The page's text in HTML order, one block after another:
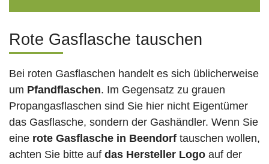
Rote Gasflasche tauschen
Bei roten Gasflaschen handelt es sich üblicherweise
um Pfandflaschen. Im Gegensatz zu grauen
Propangasflaschen sind Sie hier nicht Eigentümer
das Gasflasche, sondern der Gashändler. Wenn Sie
eine rote Gasflasche in Beendorf tauschen wollen,
achten Sie bitte auf das Hersteller Logo auf der